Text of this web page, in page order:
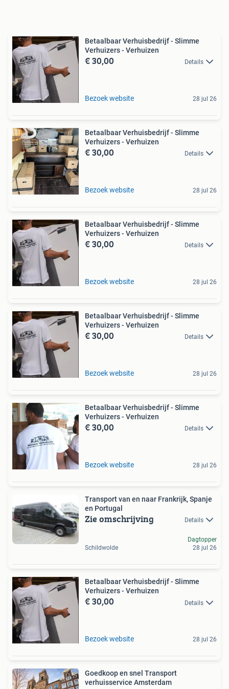
Betaalbaar Verhuisbedrijf - Slimme
Verhuizers - Verhuizen
€ 30,00 Details
Bezoek website 28 jul 26
Betaalbaar Verhuisbedrijf - Slimme
Verhuizers - Verhuizen
€ 30,00 Details
Bezoek website 28 jul 26
Betaalbaar Verhuisbedrijf - Slimme
Verhuizers - Verhuizen
€ 30,00 Details
Bezoek website 28 jul 26
Betaalbaar Verhuisbedrijf - Slimme
Verhuizers - Verhuizen
€ 30,00 Details
Bezoek website 28 jul 26
Betaalbaar Verhuisbedrijf - Slimme
Verhuizers - Verhuizen
€ 30,00 Details
Bezoek website 28 jul 26
Transport van en naar Frankrijk, Spanje
en Portugal
Zie omschrijving Details
Schildwolde
Dagtopper
28 jul 26
Betaalbaar Verhuisbedrijf - Slimme
Verhuizers - Verhuizen
€ 30,00 Details
Bezoek website 28 jul 26
Goedkoop en snel Transport
verhuisservice Amsterdam